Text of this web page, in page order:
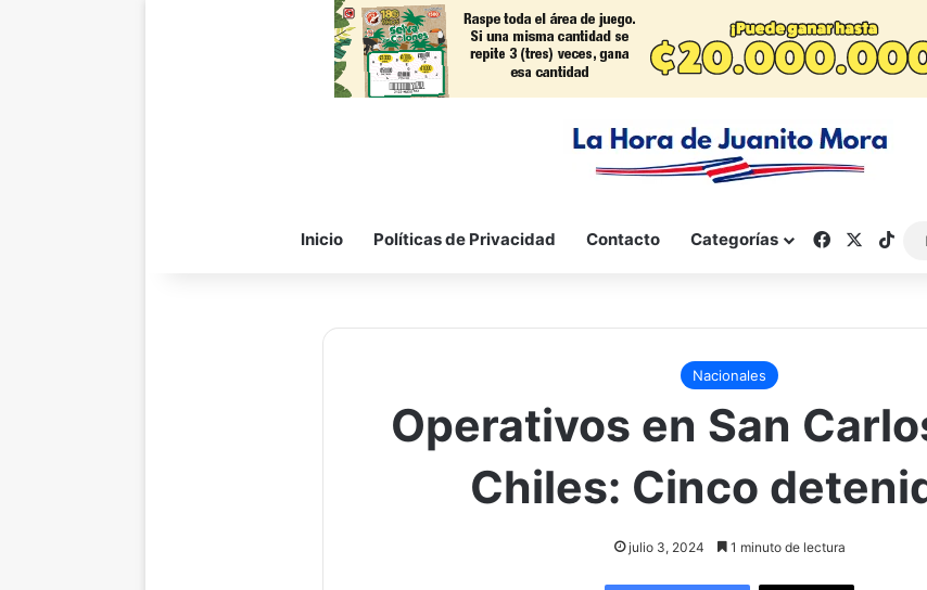
Inicio Políticas de Privacidad Contacto Categorías Facebook
Nacionales
Operativos en San
Chiles: Cinco
julio 3, 2024 1 minuto de lectura